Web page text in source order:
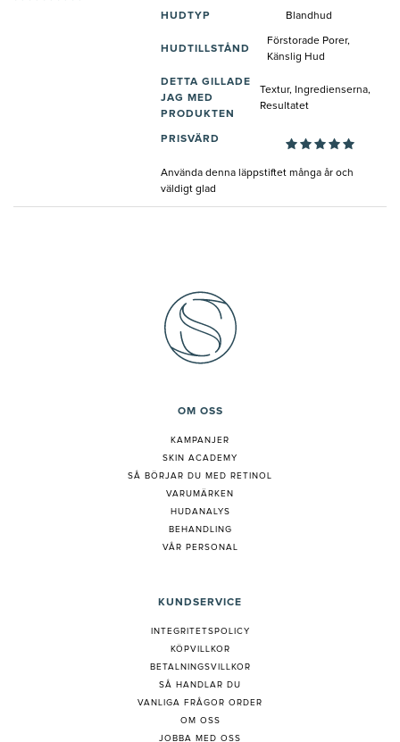
HUDTYP Blandhud
HUDTILLSTÅND
Förstorade Porer,
Känslig Hud
DETTA GILLADE
JAG MED
PRODUKTEN
Textur, Ingredienserna,
Resultatet
PRISVÄRD
Använda denna läppstiftet många år och
väldigt glad
OM OSS
KAMPANJER
SKIN ACADEMY
SÅ BÖRJAR DU MED RETINOL
VARUMÄRKEN
HUDANALYS
BEHANDLING
VÅR PERSONAL
KUNDSERVICE
INTEGRITETSPOLICY
KÖPVILLKOR
BETALNINGSVILLKOR
SÅ HANDLAR DU
VANLIGA FRÅGOR ORDER
OM OSS
JOBBA MED OSS